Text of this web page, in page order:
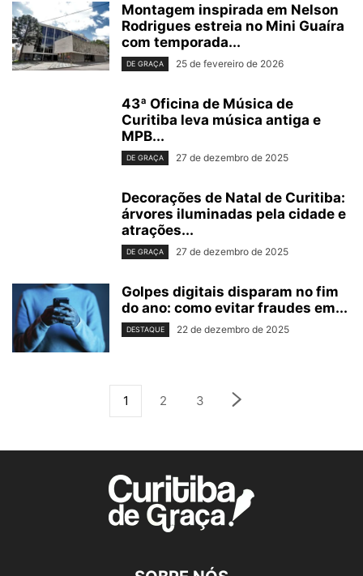
Montagem inspirada em Nelson
Rodrigues estreia no Mini Guaíra
com temporada...
DE GRAÇA 25 de fevereiro de 2026
43ª Oficina de Música de
Curitiba leva música antiga e
MPB...
DE GRAÇA 27 de dezembro de 2025
Decorações de Natal de Curitiba:
árvores iluminadas pela cidade e
atrações...
DE GRAÇA 27 de dezembro de 2025
Golpes digitais disparam no fim
do ano: como evitar fraudes em...
DESTAQUE 22 de dezembro de 2025
1 2 3